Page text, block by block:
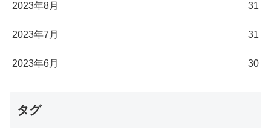
2023年8月 31
2023年7月 31
2023年6月 30
タグ